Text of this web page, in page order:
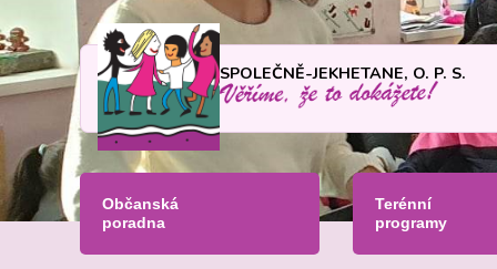
SPOLEČNĚ-JEKHETANE, O. P. S.
Občanská
poradna
Terénní
programy